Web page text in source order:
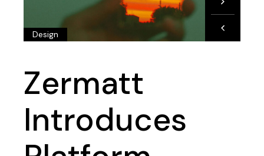
Design
Zermatt
Introduces